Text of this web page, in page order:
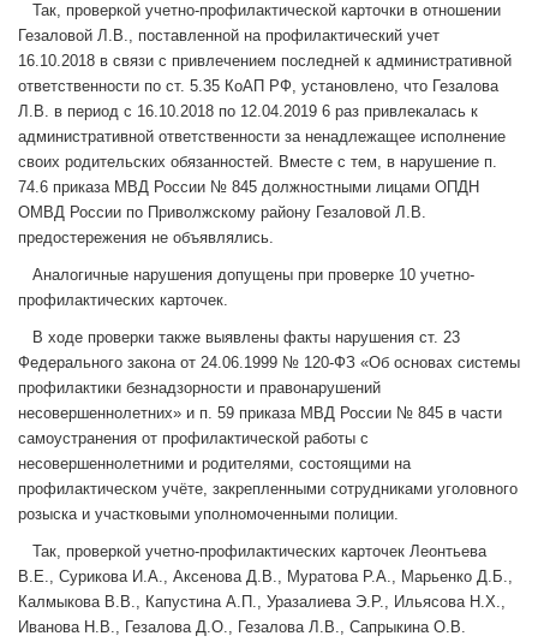
Так, проверкой учетно-профилактической карточки в отношении
Гезаловой Л.В., поставленной на профилактический учет
16.10.2018 в связи с привлечением последней к административной
ответственности по ст. 5.35 КоАП РФ, установлено, что Гезалова
Л.В. в период с 16.10.2018 по 12.04.2019 6 раз привлекалась к
административной ответственности за ненадлежащее исполнение
своих родительских обязанностей. Вместе с тем, в нарушение п.
74.6 приказа МВД России № 845 должностными лицами ОПДН
ОМВД России по Приволжскому району Гезаловой Л.В.
предостережения не объявлялись.
Аналогичные нарушения допущены при проверке 10 учетно-
профилактических карточек.
В ходе проверки также выявлены факты нарушения ст. 23
Федерального закона от 24.06.1999 № 120-ФЗ «Об основах системы
профилактики безнадзорности и правонарушений
несовершеннолетних» и п. 59 приказа МВД России № 845 в части
самоустранения от профилактической работы с
несовершеннолетними и родителями, состоящими на
профилактическом учёте, закрепленными сотрудниками уголовного
розыска и участковыми уполномоченными полиции.
Так, проверкой учетно-профилактических карточек Леонтьева
В.Е., Сурикова И.А., Аксенова Д.В., Муратова Р.А., Марьенко Д.Б.,
Калмыкова В.В., Капустина А.П., Уразалиева Э.Р., Ильясова Н.Х.,
Иванова Н.В., Гезалова Д.О., Гезалова Л.В., Сапрыкина О.В.